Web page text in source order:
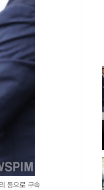
등으로 구속